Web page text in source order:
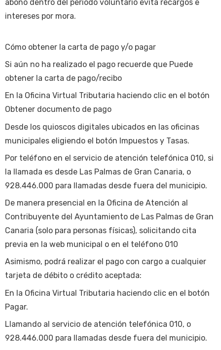
abono dentro del periodo voluntario evita recargos e
intereses por mora.
Cómo obtener la carta de pago y/o pagar
Si aún no ha realizado el pago recuerde que Puede
obtener la carta de pago/recibo
En la Oficina Virtual Tributaria haciendo clic en el botón
Obtener documento de pago
Desde los quioscos digitales ubicados en las oficinas
municipales eligiendo el botón Impuestos y Tasas.
Por teléfono en el servicio de atención telefónica 010, si
la llamada es desde Las Palmas de Gran Canaria, o
928.446.000 para llamadas desde fuera del municipio.
De manera presencial en la Oficina de Atención al
Contribuyente del Ayuntamiento de Las Palmas de Gran
Canaria (solo para personas físicas), solicitando cita
previa en la web municipal o en el teléfono 010
Asimismo, podrá realizar el pago con cargo a cualquier
tarjeta de débito o crédito aceptada:
En la Oficina Virtual Tributaria haciendo clic en el botón
Pagar.
Llamando al servicio de atención telefónica 010, o
928.446.000 para llamadas desde fuera del municipio.